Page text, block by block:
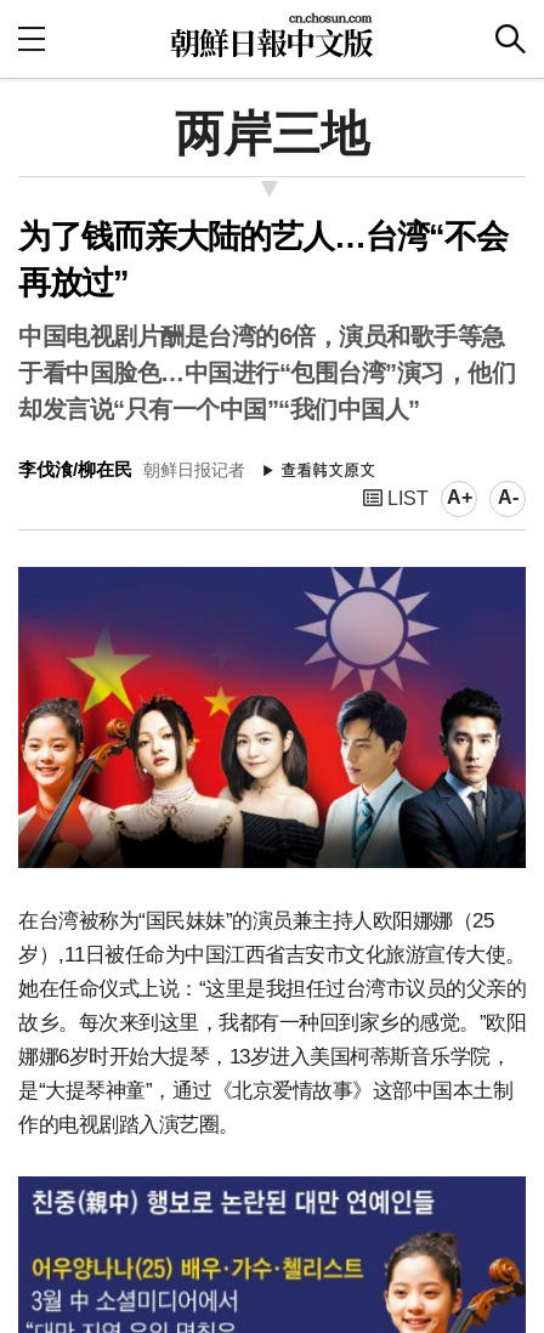
两岸三地
为了钱而亲大陆的艺人…台湾“不会
再放过”
中国电视剧片酬是台湾的6倍，演员和歌手等急
于看中国脸色…中国进行“包围台湾”演习，他们
却发言说“只有一个中国”“我们中国人”
李伐湌/柳在民 朝鲜日报记者
LIST A+ A-
在台湾被称为“国民妹妹”的演员兼主持人欧阳娜娜（25
岁）,11日被任命为中国江西省吉安市文化旅游宣传大使。
她在任命仪式上说：“这里是我担任过台湾市议员的父亲的
故乡。每次来到这里，我都有一种回到家乡的感觉。”欧阳
娜娜6岁时开始大提琴，13岁进入美国柯蒂斯音乐学院，
是“大提琴神童”，通过《北京爱情故事》这部中国本土制
作的电视剧踏入演艺圈。